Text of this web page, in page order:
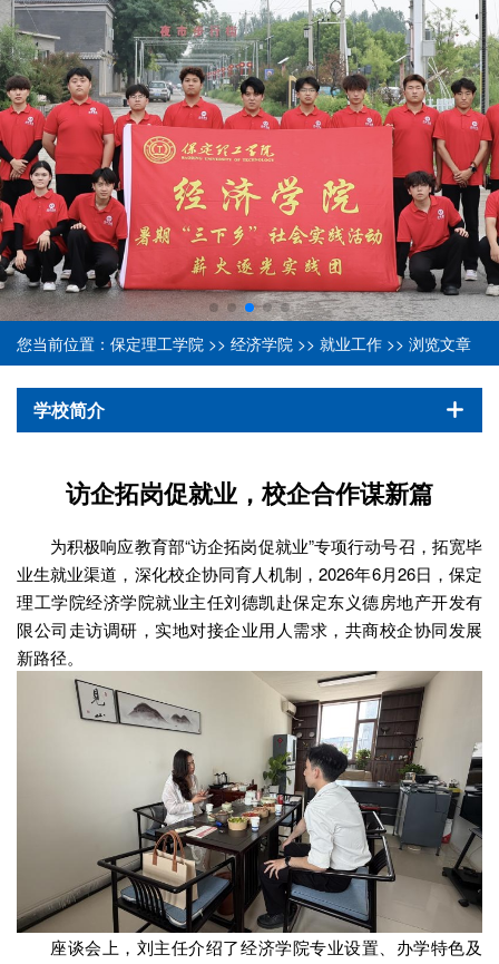
您当前位置： 保定理工学院 >> 经济学院 >> 就业工作 >> 浏览文章
学校简介
访企拓岗促就业，校企合作谋新篇
为积极响应教育部“访企拓岗促就业”专项行动号召，拓宽毕
业生就业渠道，深化校企协同育人机制，2026年6月26日，保定
理工学院经济学院就业主任刘德凯赴保定东义德房地产开发有
限公司走访调研，实地对接企业用人需求，共商校企协同发展
新路径。
座谈会上，刘主任介绍了经济学院专业设置、办学特色及